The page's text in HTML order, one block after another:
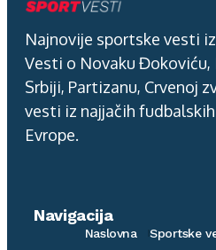
Najnovije sportske vesti
Vesti o Novaku Đokoviću,
Srbiji, Partizanu, Crvenoj
vesti iz najjačih
Evrope.
Navigacija
Naslovna Sportske